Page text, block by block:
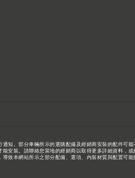
知。部分車輛所示的選購配備及經銷商安裝的配件可
安裝。請聯絡您當地的經銷商以取得更多詳細資料
致本網站所示之部分配備、選項、內裝材質與配置